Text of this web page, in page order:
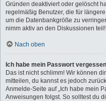
Gründen deaktiviert oder gelöscht
regelmäßig Benutzer, die für
um die Datenbankgröße zu
nimm aktiv an den Diskussionen teil!
Nach oben
Ich habe mein Passwort
Das ist nicht schlimm! Wir können
mitteilen, du kannst es jedoch
Anmelde-Seite auf „Ich habe mein
Anweisungen folgst. So solltest du